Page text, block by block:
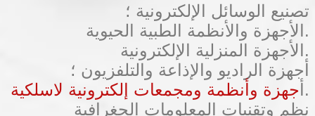
تصنيع الوسائل الإلكترونية ؛
الأجهزة والأنظمة الطبية الحيوية.
الأجهزة المنزلية الإلكترونية.
أجهزة الراديو والإذاعة والتلفزيون ؛
أجهزة وأنظمة ومجمعات إلكترونية لاسلكية .
نظم وتقنيات المعلومات الجغرافية